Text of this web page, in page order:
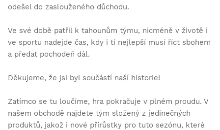
odešel do zaslouženého důchodu.
Ve své době patřil k tahounům týmu, nicméně v životě i
ve sportu nadejde čas, kdy i ti nejlepší musí říct sbohem
a předat pochodeň dál.
Děkujeme, že jsi byl součástí naší historie!
Zatímco se tu loučíme, hra pokračuje v plném proudu. V
našem obchodě najdete tým složený z jedinečných
produktů, jakož i nové přírůstky pro tuto sezónu, které